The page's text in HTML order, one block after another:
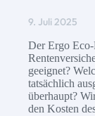
9. Juli 2025
Der Ergo Eco-
geeignet?
tatsächlich
überhaupt?
den Kosten